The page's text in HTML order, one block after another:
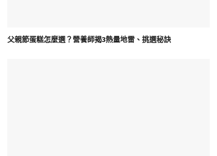
父親節蛋糕怎麼選？營養師揭3熱量地雷、挑選秘訣